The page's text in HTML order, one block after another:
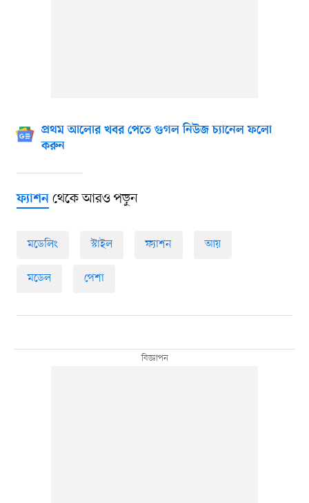
প্রথম আলোর খবর পেতে গুগল নিউজ চ্যানেল ফলো
করুন
ফ্যাশনথেকে আরও পড়ুন
মডেলিং স্টাইল ফ্যাশন আয়
মডেল পেশা